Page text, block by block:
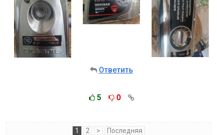
Ответить
5 0
1 2 > Последняя